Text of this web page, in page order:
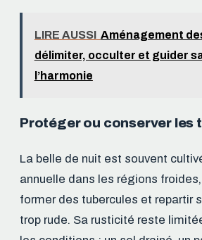
LIRE AUSSI Aménagement
délimiter, occulter et guider
l’harmonie
Protéger ou conserver les
La belle de nuit est souvent
annuelle dans les régions
former des tubercules et repartir
trop rude. Sa rusticité reste